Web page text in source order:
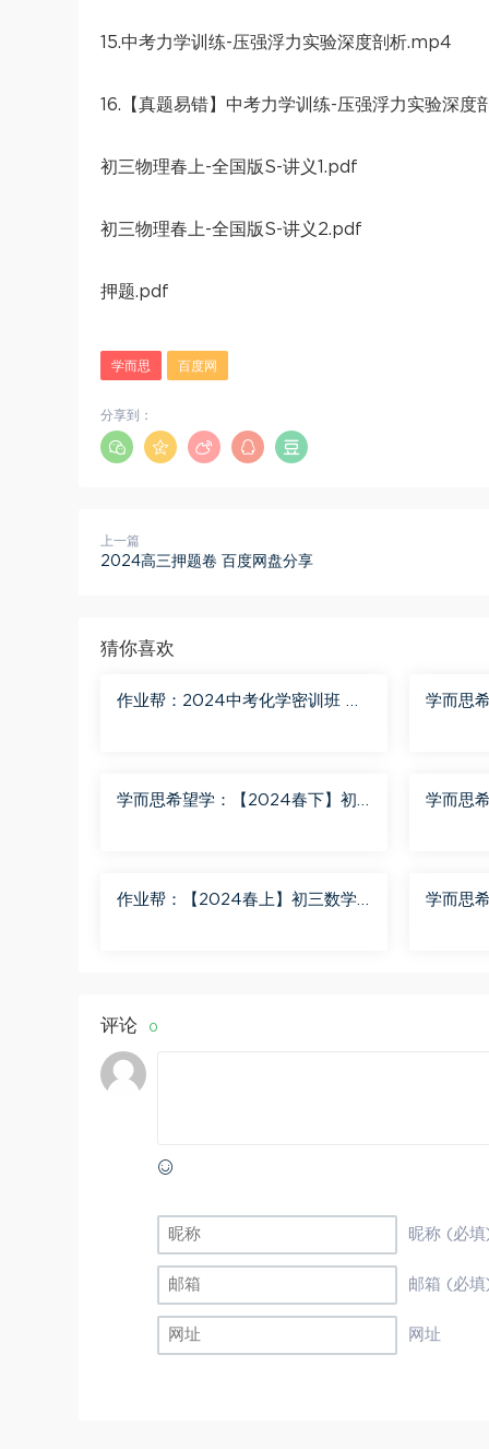
15.中考力学训练-压强浮力实验深度剖析.mp4
16.【真题易错】中考力学训练-压强浮力实验深度
初三物理春上-全国版S-讲义1.pdf
初三物理春上-全国版S-讲义2.pdf
押题.pdf
学而思 百度网
分享到：
上一篇
2024高三押题卷 百度网盘分享
猜你喜欢
作业帮：2024中考化学密训班 百
学而思
学而思希望学：【2024春下】初
学而思
作业帮：【2024春上】初三数学
学而思
评论 0
昵称 (必填
邮箱 (必填
网址